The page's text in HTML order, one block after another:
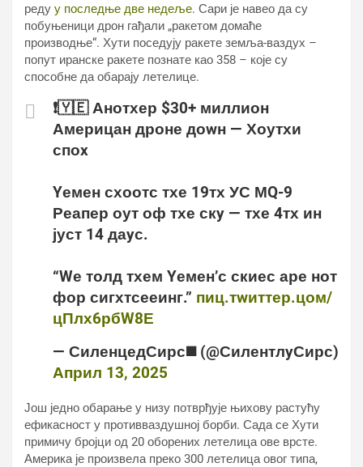
реду у последње две недеље. Сари је навео да су
побуњеници дрон гађали „ракетом домаће
производње“. Хути поседују ракете земља-ваздух –
попут иранске ракете познате као 358 – које су
способне да обарају летелице.
❗️🇾🇪 Анотхер $30+ миллион
Америцан дроне доwн — Хоутхи
споx
Yемен схоотс тхе 19тх УС МQ-9
Реапер оут оф тхе скy — тхе 4тх ин
јуст 14 даyс.
“Wе толд тхем Yемен’с скиес аре нот
фор сигхтсееинг.” пиц.тwиттер.цом/
цПлх6рбW8Е
— СиленцедСирс◼️ (@СилентлyСирс)
Април 13, 2025
Још једно обарање у низу потврђује њихову растућу
ефикасност у противваздушној борби. Сада се Хути
примичу бројци од 20 оборених летелица ове врсте.
Америка је произвела преко 300 летелица овог типа,